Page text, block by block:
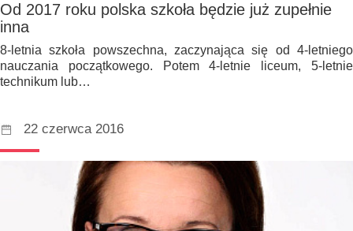
Od 2017 roku polska szkoła będzie już zupełnie
inna
8-letnia szkoła powszechna, zaczynająca się od 4-letniego
nauczania początkowego. Potem 4-letnie liceum, 5-letnie
technikum lub…
22 czerwca 2016